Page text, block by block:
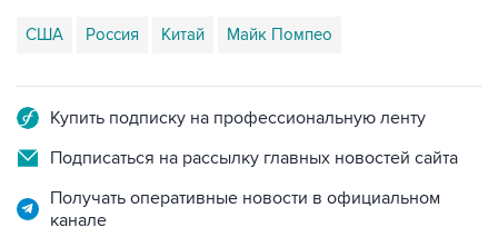
Подписаться на рассылку главных новостей сайта
Получать оперативные новости в официальном